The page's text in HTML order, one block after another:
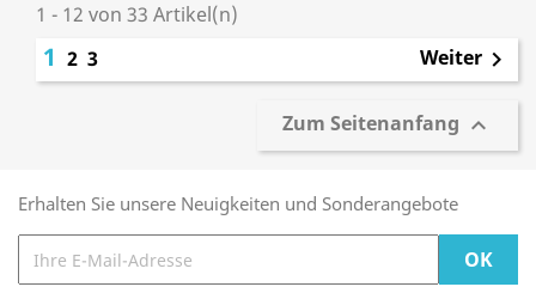
1 - 12 von 33 Artikel(n)
1 2 3 Weiter 
Zum Seitenanfang 
Erhalten Sie unsere Neuigkeiten und Sonderangebote